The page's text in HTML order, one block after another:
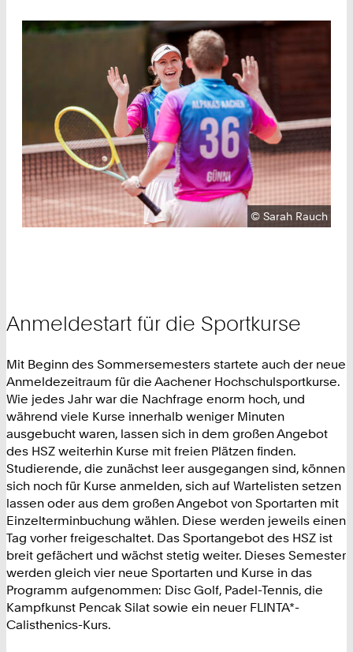
Urheberrecht:
©Sarah Rauch
Anmeldestart für die Sportkurse
Mit Beginn des Sommersemesters startete auch der neue
Anmeldezeitraum für die Aachener Hochschulsportkurse.
Wie jedes Jahr war die Nachfrage enorm hoch, und
während viele Kurse innerhalb weniger Minuten
ausgebucht waren, lassen sich in dem großen Angebot
des HSZ weiterhin Kurse mit freien Plätzen finden.
Studierende, die zunächst leer ausgegangen sind, können
sich noch für Kurse anmelden, sich auf Wartelisten setzen
lassen oder aus dem großen Angebot von Sportarten mit
Einzelterminbuchung wählen. Diese werden jeweils einen
Tag vorher freigeschaltet. Das Sportangebot des HSZ ist
breit gefächert und wächst stetig weiter. Dieses Semester
werden gleich vier neue Sportarten und Kurse in das
Programm aufgenommen: Disc Golf, Padel-Tennis, die
Kampfkunst Pencak Silat sowie ein neuer FLINTA*-
Calisthenics-Kurs.